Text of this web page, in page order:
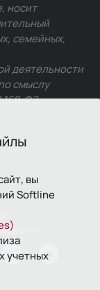
вы
Softline
учетных
носит
семейных,
деятельности
смыслу
168-ФЗ.